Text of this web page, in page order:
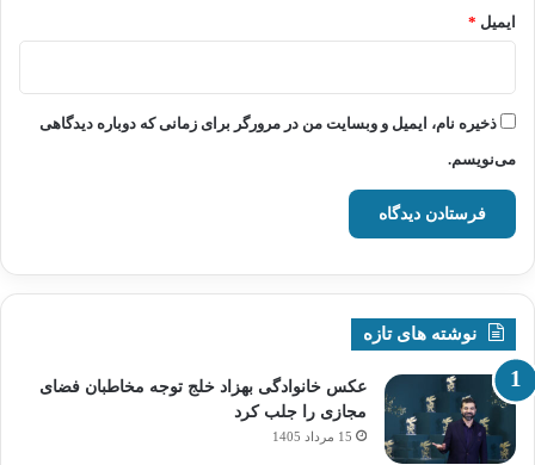
ایمیل *
ذخیره نام، ایمیل و وبسایت من در مرورگر برای زمانی که دوباره دیدگاهی
می‌نویسم.
نوشته های تازه
عکس خانوادگی بهزاد خلج توجه مخاطبان فضای
مجازی را جلب کرد
15 مرداد 1405